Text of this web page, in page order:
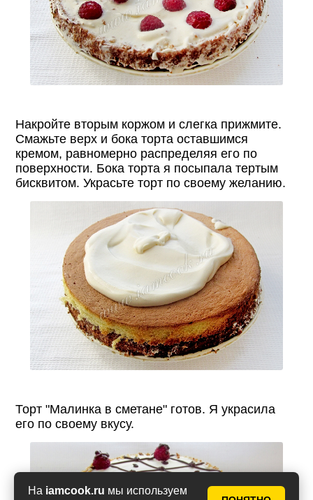
На iamcook.ru мы используем
Накройте вторым коржом и слегка прижмите.
Смажьте верх и бока торта оставшимся
кремом, равномерно распределяя его по
поверхности. Бока торта я посыпала тертым
бисквитом. Украсьте торт по своему желанию.
Торт "Малинка в сметане" готов. Я украсила
его по своему вкусу.